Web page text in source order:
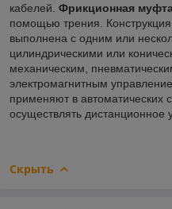
кабелей. Фрикционная
помощью трения.
выполнена с одним или
цилиндрическими или
механическим,
электромагнитным
применяют в автоматических
осуществлять дистанционное
Скрыть